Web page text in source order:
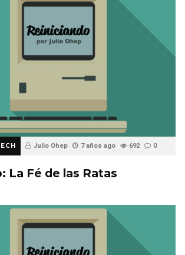
Julio Ohep 7 años ago 692 0
La Fé de las Ratas